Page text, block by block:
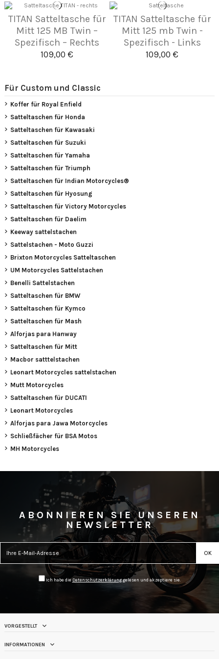
TITAN Satteltasche für
Mitt 125 MB Twin –
Spezifisch – Rechts
109,00 €
TITAN Satteltasche für
Mitt 125 mb Twin -
Spezifisch - Links
109,00 €
Für Custom und Classic
Koffer für Royal Enfield
Satteltaschen für Honda
Satteltaschen für Kawasaki
Satteltaschen für Suzuki
Satteltaschen für Yamaha
Satteltaschen für Triumph
Satteltaschen für Indian Motorcycles®
Satteltaschen für Hyosung
Satteltaschen für Victory Motorcycles
Satteltaschen für Daelim
Keeway sattelstachen
Sattelstachen - Moto Guzzi
Brixton Motorcycles Satteltaschen
UM Motorcycles Sattelstachen
Benelli Sattelstachen
Satteltaschen für BMW
Satteltaschen für Kymco
Satteltaschen für Mash
Alforjas para Hanway
Satteltaschen für Mitt
Macbor satttelstachen
Leonart Motorcycles sattelstachen
Mutt Motorcycles
Satteltaschen für DUCATI
Leonart Motorcycles
Alforjas para Jawa Motorcycles
Schließfächer für BSA Motos
MH Motorcycles
ABONNIEREN SIE UNSEREN
NEWSLETTER
Ich habe die Datenschutzerklärunggelesen und akzeptiere sie.
VORGESTELLT
INFORMATIONEN